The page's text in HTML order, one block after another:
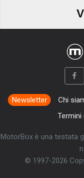
Newsletter Chi
Termini
MotorBox è una testata
© 1997-2026